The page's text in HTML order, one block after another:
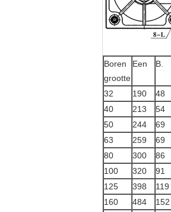
Boren
grootte
Een B.
32 190 48
40
213 54
50
244 69
63
259 69
80
300 86
100
320 91
125
398 119
160
484 152